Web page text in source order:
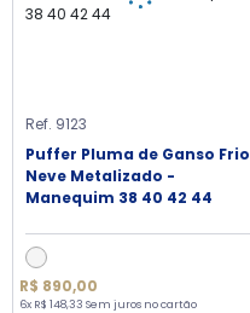
Ref. 9123
Puffer Pluma de Ganso Frio
Neve Metalizado -
Manequim 38 40 42 44
R$ 890,00
6x R$ 148,33 Sem juros no cartão